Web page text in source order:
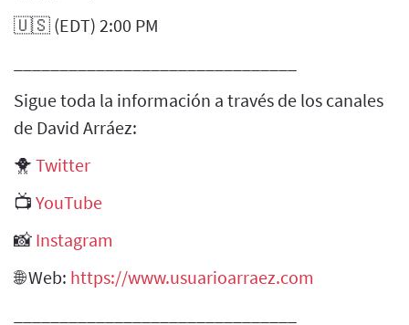
🇺🇸 (EDT) 2:00 PM
Sigue toda la información a través de los canales
de David Arráez:
🐥 Twitter
📺 YouTube
📸 Instagram
🌐 Web: https://www.usuarioarraez.com